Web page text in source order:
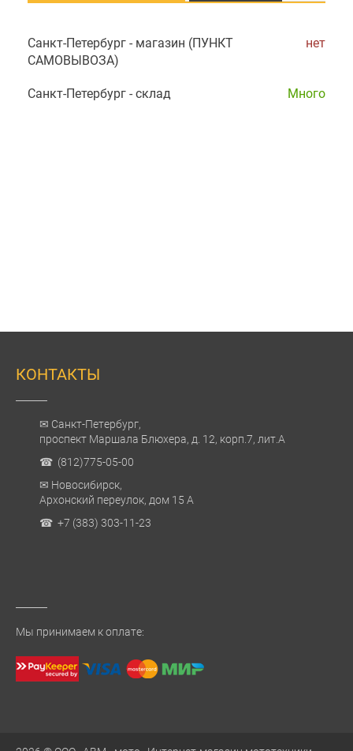
Санкт-Петербург - магазин (ПУНКТ
САМОВЫВОЗА)
нет
Санкт-Петербург - склад Много
КОНТАКТЫ
✉ Санкт-Петербург,
проспект Маршала Блюхера, д. 12, корп.7, лит.А
☎ (812)775-05-00
✉ Новосибирск,
Архонский переулок, дом 15 А
☎ +7 (383) 303-11-23
Мы принимаем к оплате: